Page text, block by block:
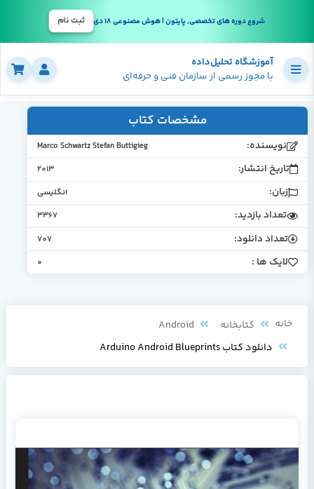
شروع دوره های تخصصی, پایتون | هوش مصنوعی 18 دی ثبت نام
آموزشگاه تحلیل‌داده
با مجوز رسمی از سازمان فنی و حرفه‌ای
مشخصات کتاب
نویسنده: Marco Schwartz Stefan Buttigieg
تاریخ انتشار: 2013
زبان: انگلیسی
تعداد بازدید: 3367
تعداد دانلود: 707
لایک ها : 0
خانه کتابخانه
Android
دانلود کتاب Arduino Android Blueprints